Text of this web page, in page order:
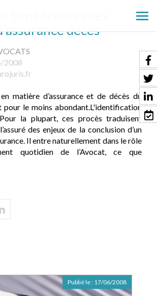
le
bénéficiaires des
décès
2008
matière d’assurance et de décès du
pour le moins abondant.L'identification
la plupart, ces procès traduisent
des enjeux de la conclusion d’un
Il entre naturellement dans le rôle
quotidien de l’Avocat, ce que
Publié le : 17/06/2008